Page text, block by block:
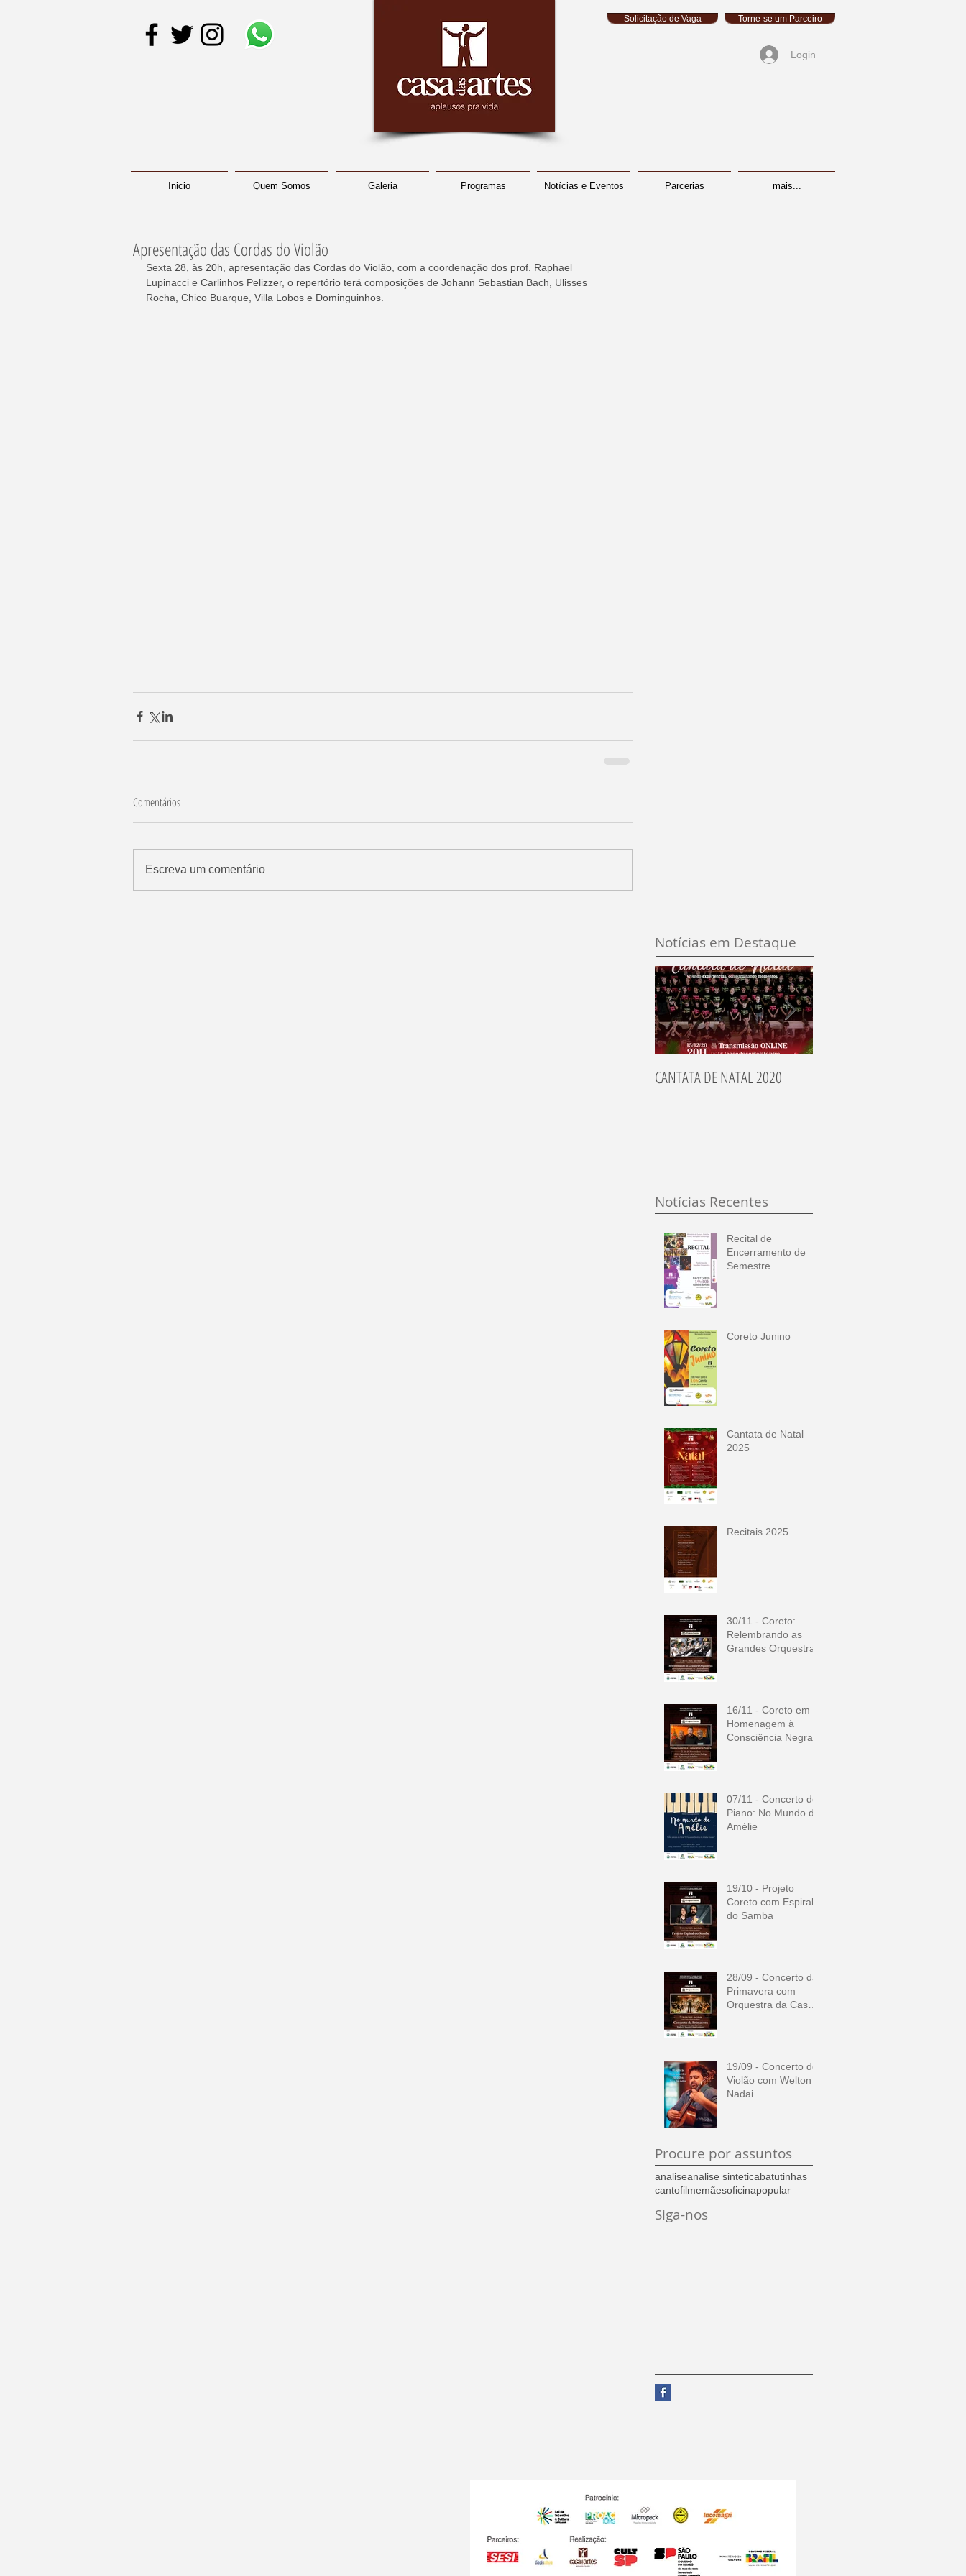
Torne-se um Parceiro
Solicitação de Vaga
Login
Inicio Quem Somos Galeria Programas Notícias e Eventos Parcerias mais...
Apresentação das Cordas do Violão
Sexta 28, às 20h, apresentação das Cordas do Violão, com a coordenação dos prof. Raphael
Lupinacci e Carlinhos Pelizzer, o repertório terá composições de Johann Sebastian Bach, Ulisses
Rocha, Chico Buarque, Villa Lobos e Dominguinhos.
Comentários
Escreva um comentário
Notícias em Destaque
CANTATA DE NATAL 2020
Notícias Recentes
Recital de
Encerramento de
Semestre
Coreto Junino
Cantata de Natal
2025
Recitais 2025
30/11 - Coreto:
Relembrando as
Grandes Orquestras
16/11 - Coreto em
Homenagem à
Consciência Negra
07/11 - Concerto de
Piano: No Mundo de
Amélie
19/10 - Projeto
Coreto com Espiral
do Samba
28/09 - Concerto da
Primavera com
Orquestra da Casa
19/09 - Concerto de
Violão com Welton
Nadai
Procure por assuntos
analiseanalise sinteticabatutinhas
cantofilmemãesoficinapopular
Siga-nos